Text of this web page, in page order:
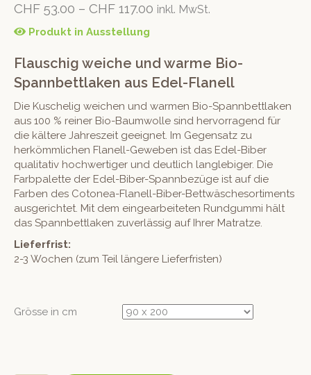
basierend
Kundenbew
CHF 53.00 – CHF 117.00 inkl. MwSt.
Produkt in Ausstellung
Flauschig weiche und warme Bio-
Spannbettlaken aus Edel-Flanell
Die Kuschelig weichen und warmen Bio-Spannbettlaken
aus 100 % reiner Bio-Baumwolle sind hervorragend für
die kältere Jahreszeit geeignet. Im Gegensatz zu
herkömmlichen Flanell-Geweben ist das Edel-Biber
qualitativ hochwertiger und deutlich langlebiger. Die
Farbpalette der Edel-Biber-Spannbezüge ist auf die
Farben des Cotonea-Flanell-Biber-Bettwäschesortiments
ausgerichtet. Mit dem eingearbeiteten Rundgummi hält
das Spannbettlaken zuverlässig auf Ihrer Matratze.
Lieferfrist:
2-3 Wochen (zum Teil längere Lieferfristen)
Grösse in cm